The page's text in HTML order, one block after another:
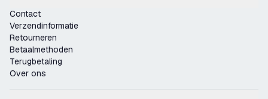
Contact
Verzendinformatie
Retourneren
Betaalmethoden
Terugbetaling
Over ons